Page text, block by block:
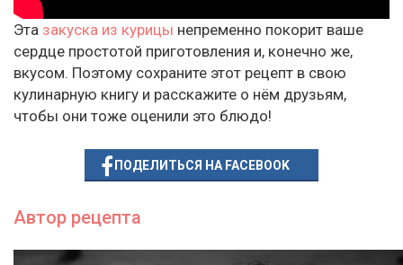
Эта закуска из курицы непременно покорит ваше
сердце простотой приготовления и, конечно же,
вкусом. Поэтому сохраните этот рецепт в свою
кулинарную книгу и расскажите о нём друзьям,
чтобы они тоже оценили это блюдо!
ПОДЕЛИТЬСЯ НА FACEBOOK
Автор рецепта